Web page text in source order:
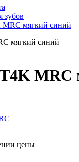
зубов
MRC мягкий синий
MRC
цены